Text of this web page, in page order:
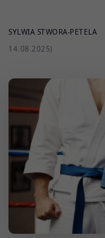
SYLWIA STWORA-PETELA
14.08.2025)